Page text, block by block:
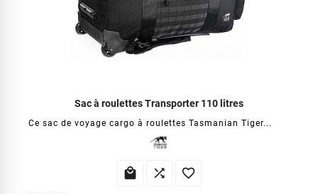
Sac à roulettes Transporter 110 litres
Ce sac de voyage cargo à roulettes Tasmanian Tiger...
  